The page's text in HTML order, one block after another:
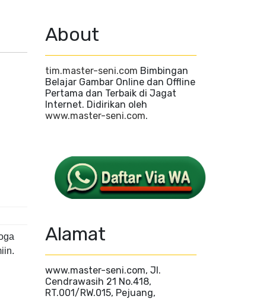
About
tim.master-seni.com Bimbingan
Belajar Gambar Online dan Offline
Pertama dan Terbaik di Jagat
Internet. Didirikan oleh
www.master-seni.com.
Alamat
www.master-seni.com, Jl.
Cendrawasih 21 No.418,
RT.001/RW.015, Pejuang,